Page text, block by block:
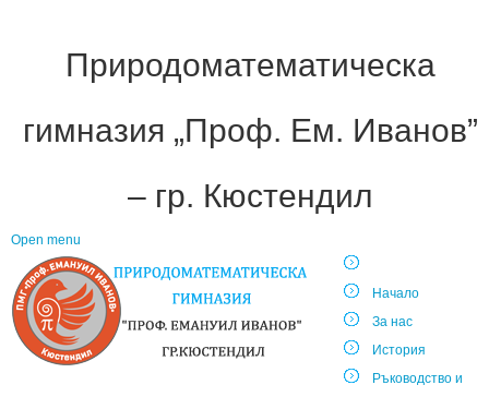
Природоматематическа
гимназия „Проф. Ем. Иванов”
– гр. Кюстендил
Open menu
Начало
За нас
История
Ръководство и